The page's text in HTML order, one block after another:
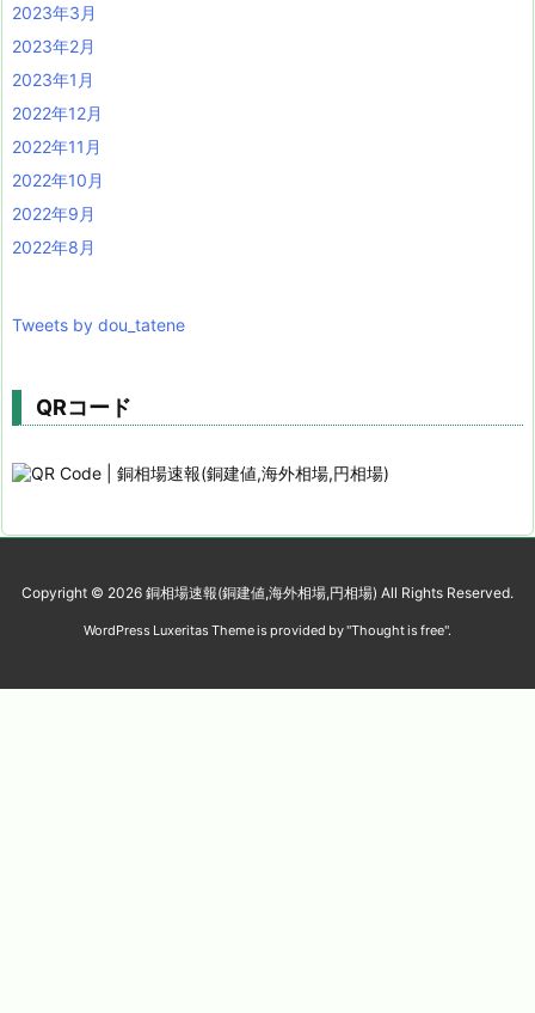
2023年3月
2023年2月
2023年1月
2022年12月
2022年11月
2022年10月
2022年9月
2022年8月
Tweets by dou_tatene
QRコード
Copyright © 2026 銅相場速報(銅建値,海外相場,円相場) All Rights Reserved.
WordPress Luxeritas Theme is provided by "Thought is free".